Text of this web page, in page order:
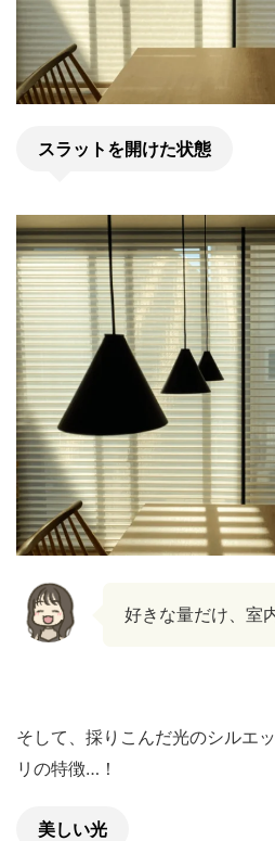
スラットを開けた状態
好きな量だけ、室
そして、採りこんだ光のシルエ
リの特徴…！
美しい光